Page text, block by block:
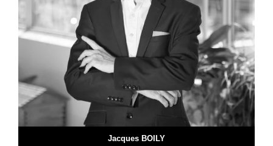
Jacques BOILY